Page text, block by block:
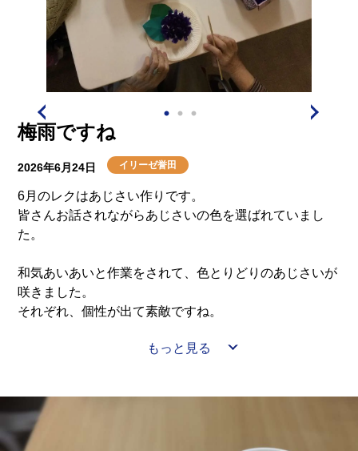
梅雨ですね
2026年6月24日 イリーゼ誉田
6月のレクはあじさい作りです。
皆さんお話されながらあじさいの色を選ばれていまし
た。
和気あいあいと作業をされて、色とりどりのあじさいが
咲きました。
それぞれ、個性が出て素敵ですね。
完成したあじさいはしばらくの間、食堂に飾らせていた
もっと見る